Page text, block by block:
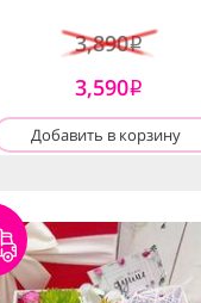
3,890i
3,590i
Добавить в корзину